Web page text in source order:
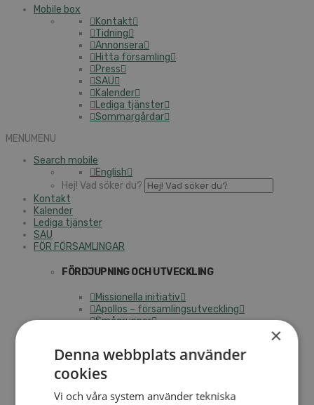
Mobile box
Kontakt
Tidning
Annonsera
Hitta församling
Press
SAU
Kalender
Lediga tjänster
Sommargårdar
MENUMENU
Search mobile
English
Hej! Vad söker du?
Kontakt
Kalender
Lediga tjänster
SAU
FÖR FÖRSAMLINGAR
FÖRDJUPNING OCH UTVECKLING
Missionella initiativ
Apollos – församlingsutveckling
Smågrupper
Vänförsamling
Integrationsarbete
För barns bästa – överallt
Missionsinspiratörens verktygslåda
×
Denna webbplats använder
cookies
Vi och våra system använder tekniska